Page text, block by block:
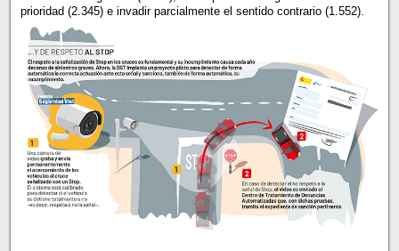
prioridad (2.345) e invadir parcialmente el sentido contrario (1.552).